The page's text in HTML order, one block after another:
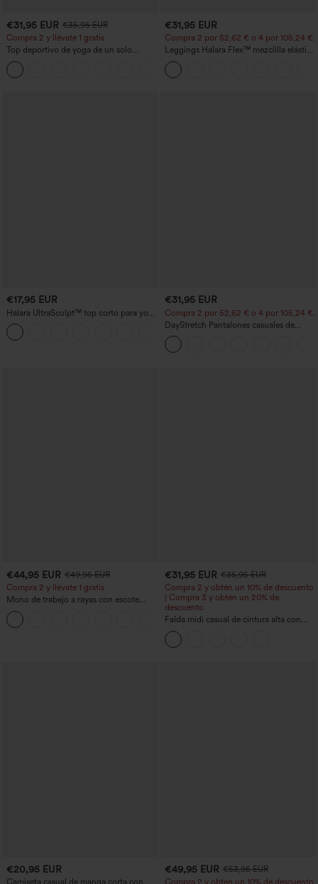
€31,95 EUR €35,95 EUR
Compra 2 y llévate 1 gratis
Top deportivo de yoga de un solo
hombro, manga larga con agujero para
el pulgar, dobladillo curvo estilo high-
low (frente más corto, espalda más
€31,95 EUR
Compra 2 por 52,62 € o 4 por 105,24 €.
Leggings Halara Flex™ mezclilla elástico
bolsillo lateral trasero tiro alto
€17,95 EUR
Halara UltraSculpt™ top corto para yoga
con tirantes dobles y espalda
descubierta retorcida
€31,95 EUR
Compra 2 por 52,62 € o 4 por 105,24 €.
DayStretch Pantalones casuales de
cintura alta con pernera tipo barril y
bolsillos
€44,95 EUR €49,95 EUR
Compra 2 y llévate 1 gratis
Mono de trabajo a rayas con escote
barco, sin mangas, lazo lateral, tacto
Cool Touch y bolsillos - Edición Easy
Peezy
+8
€31,95 EUR €35,95 EUR
Compra 2 y obtén un 10% de descuento
| Compra 3 y obtén un 20% de
descuento
Falda midi casual de cintura alta con
control abdominal, fruncida, bajo curvo,
2 en 1 en forro polar y PU
€20,95 EUR €49,95 EUR €53,95 EUR